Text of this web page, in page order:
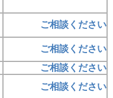
ご相談ください
ご相談ください
ご相談ください
ご相談ください